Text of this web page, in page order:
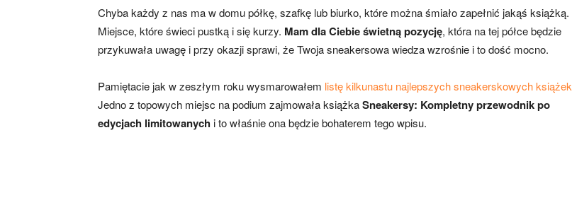
Chyba każdy z nas ma w domu półkę, szafkę lub biurko, które można śmiało zapełnić jakąś książką.
Miejsce, które świeci pustką i się kurzy. Mam dla Ciebie świetną pozycję, która na tej półce będzie
przykuwała uwagę i przy okazji sprawi, że Twoja sneakersowa wiedza wzrośnie i to dość mocno.
Pamiętacie jak w zeszłym roku wysmarowałem listę kilkunastu najlepszych sneakerskowych książek
Jedno z topowych miejsc na podium zajmowała książkaSneakersy: Kompletny przewodnik po
edycjach limitowanychi to właśnie ona będzie bohaterem tego wpisu.